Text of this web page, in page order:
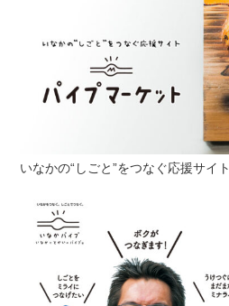
いなかの“しごと”をつなぐ応援サイト